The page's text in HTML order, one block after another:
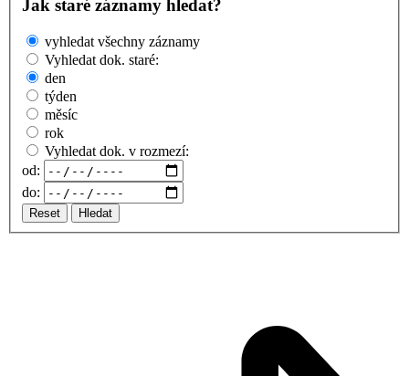
Jak staré záznamy hledat?
vyhledat všechny záznamy
Vyhledat dok. staré:
den
týden
měsíc
rok
Vyhledat dok. v rozmezí:
od:
do:
Reset Hledat